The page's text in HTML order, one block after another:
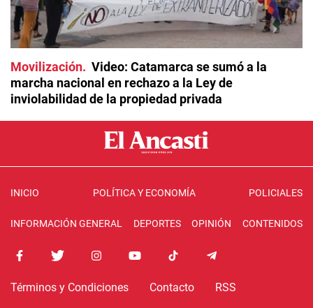
Movilización
Video: Catamarca se sumó a la
marcha nacional en rechazo a la Ley de
inviolabilidad de la propiedad privada
INICIO POLÍTICA Y ECONOMÍA POLICIALES
INFORMACIÓN GENERAL DEPORTES OPINIÓN CONTENIDOS
Términos y Condiciones Contacto RSS